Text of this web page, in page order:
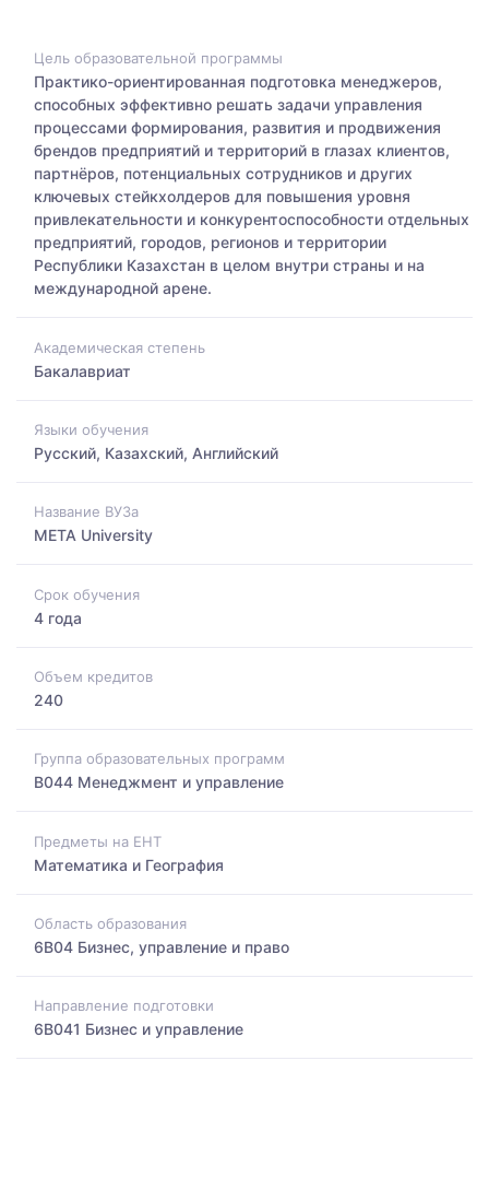
Цель образовательной программы
Практико-ориентированная подготовка менеджеров,
способных эффективно решать задачи управления
процессами формирования, развития и продвижения
брендов предприятий и территорий в глазах клиентов,
партнёров, потенциальных сотрудников и других
ключевых стейкхолдеров для повышения уровня
привлекательности и конкурентоспособности отдельных
предприятий, городов, регионов и территории
Республики Казахстан в целом внутри страны и на
международной арене.
Академическая степень
Бакалавриат
Языки обучения
Русский, Казахский, Английский
Название ВУЗа
META University
Срок обучения
4 года
Объем кредитов
240
Группа образовательных программ
B044 Менеджмент и управление
Предметы на ЕНТ
Математика и География
Область образования
6B04 Бизнес, управление и право
Направление подготовки
6B041 Бизнес и управление